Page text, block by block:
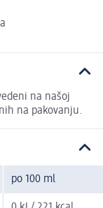
na našoj
na pakovanju.
po 100 ml